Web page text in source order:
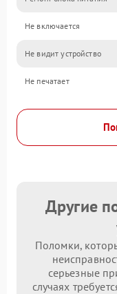
Не включается
Не видит устройство
Не печатает
Другие
Поломки,
серьезные
случаях